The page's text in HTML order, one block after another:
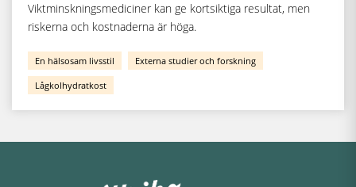
Viktminskningsmediciner kan ge kortsiktiga resultat, men
riskerna och kostnaderna är höga.
En hälsosam livsstil Externa studier och forskning
Lågkolhydratkost